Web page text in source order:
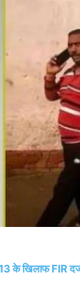
के खिलाफ FIR